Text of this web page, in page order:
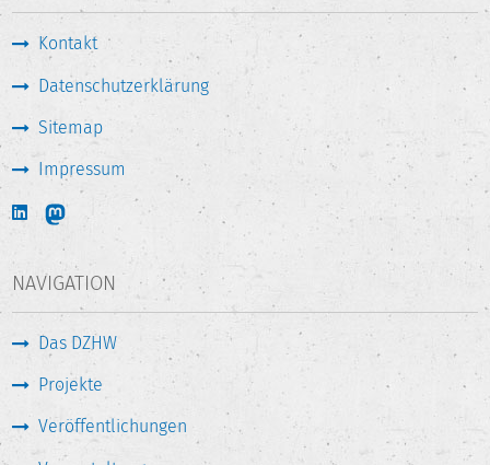
Kontakt
Datenschutzerklärung
Sitemap
Impressum
NAVIGATION
Das DZHW
Projekte
Veröffentlichungen